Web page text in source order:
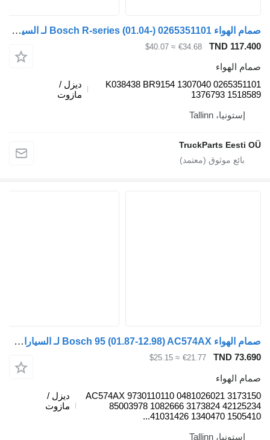
صمام الهواء Bosch R-series (01.04-) 0265351101 لـ السيارات القاطرة Scania P,G,R,T-series (2004-2017)
TND
€34.68
≈ $40.07
الهواء
0265351101 K038438 BR9154 1307040
1376793
ديزل /
مازوت
إستونيا، Tallinn
TruckParts Eesti
صمام الهواء Bosch 95 (01.87-12.98) AC574AX لـ السيارات القاطرة DAF 45, 55, 65, 75, 85, 95 (1987-1998)
TND
€21.77
≈ $25.15
الهواء
AC574AX 9730110110 0481026021
85003978 1082666 3173824
41031426 1340470
ديزل /
مازوت
إستونيا، Tallinn